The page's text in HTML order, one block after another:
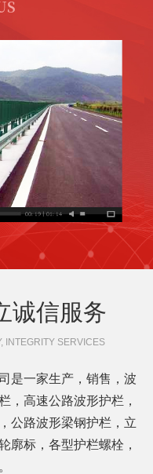
诚信服务
INTEGRITY SERVICES
是一家生产，销售，波
，高速公路波形护栏，
公路波形梁钢护栏，立
廓标，各型护栏螺栓，